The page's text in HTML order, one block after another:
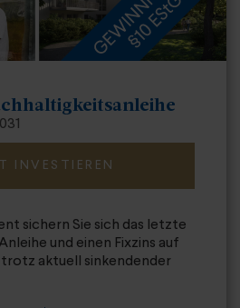
INVESTIEREN
sichern Sie sich das letzte
und einen Fixzins auf
trotz aktuell sinkendender